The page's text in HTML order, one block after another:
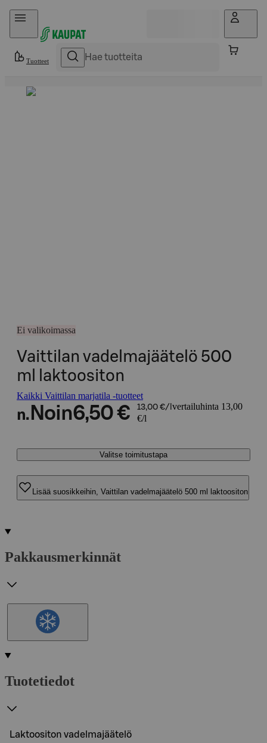
Hyppää sisältöön
Tuotteet
Ei valikoimassa
Vaittilan vadelmajäätelö 500
ml laktoositon
Kaikki Vaittilan marjatila -tuotteet
n. Noin6,50 € 13,00 €/l vertailuhinta 13,00
€/l
Valitse toimitustapa
Lisää suosikkeihin, Vaittilan vadelmajäätelö 500 ml laktoositon
Pakkausmerkinnät
Tuotetiedot
Laktoositon vadelmajäätelö